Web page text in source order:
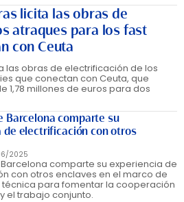
licita las obras de
atraques para los fast
con Ceuta
las obras de electrificación de los
que conectan con Ceuta, que
1,78 millones de euros para dos
Barcelona comparte su
de electrificación con otros
2025
comparte su experiencia de
con otros enclaves en el marco de
para fomentar la cooperación
el trabajo conjunto.